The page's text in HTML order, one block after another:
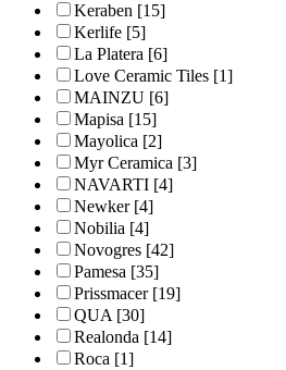
Keraben [15]
Kerlife [5]
La Platera [6]
Love Ceramic Tiles [1]
MAINZU [6]
Mapisa [15]
Mayolica [2]
Myr Ceramica [3]
NAVARTI [4]
Newker[4]
Nobilia [4]
Novogres [42]
Pamesa [35]
Prissmacer[19]
QUA[30]
Realonda [14]
Roca [1]